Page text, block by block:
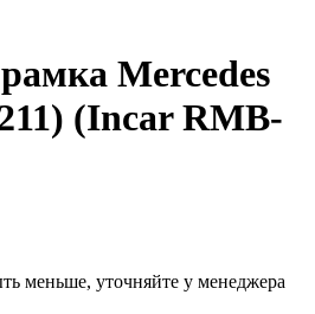
Mercedes
(Incar RMB-
меньше, уточняйте у менеджера